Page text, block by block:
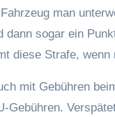
man
dann sogar ein
diese Strafe,
mit Gebühren
Gebühren.